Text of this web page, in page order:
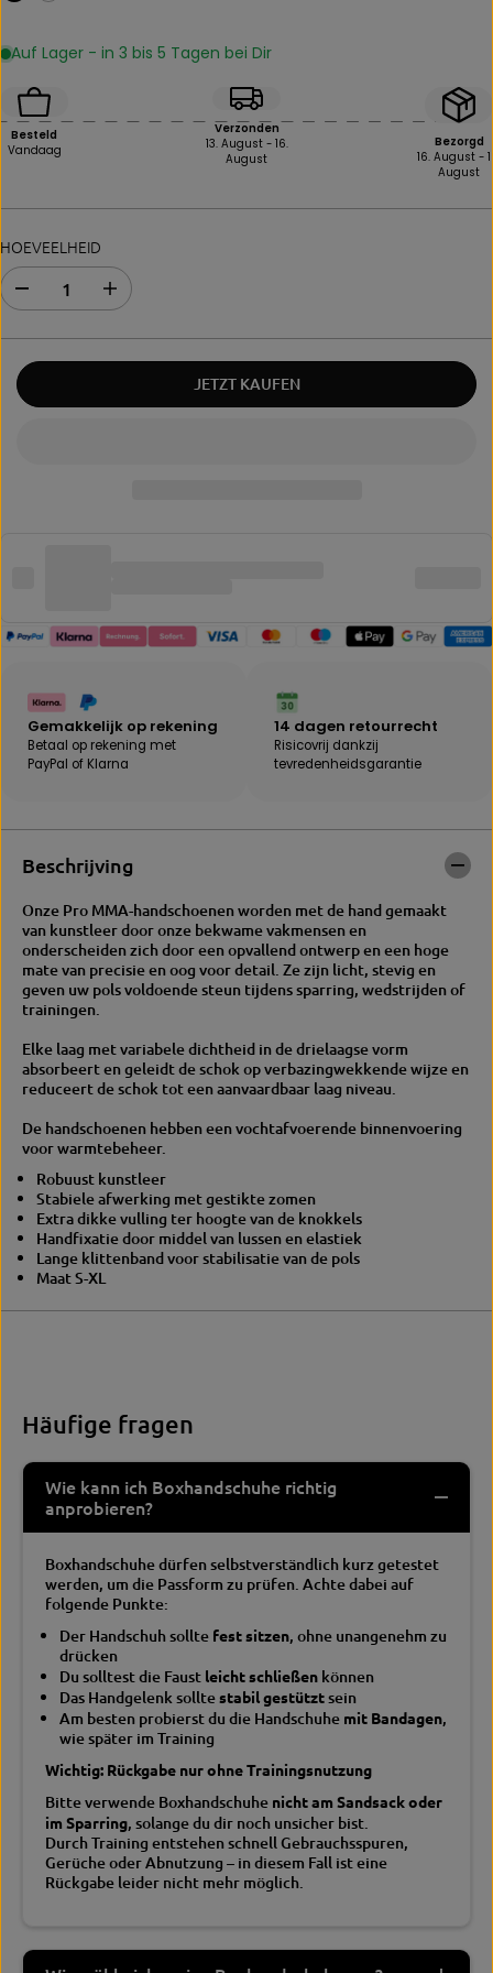
Auf Lager - in 3 bis 5 Tagen bei Dir
Besteld
Vandaag
Verzonden
13. August - 16.
August
Bezorgd
16. August -
August
HOEVEELHEID
A
f
n
m
e
l
d
o
o
E
A
|
V
O
R
T
E
M
M
A
H
a
d
s
c
h
o
e
n
V
e
r
e
i
o
r
B
A
|
O
R
T
E
X
A
-
H
n
d
c
h
o
e
n
n
JETZT KAUFEN
Gemakkelijk op rekening
Betaal op rekening met
PayPal of Klarna
14 dagen retourrecht
Risicovrij dankzij
tevredenheidsgarantie
Beschrijving
Onze Pro MMA-handschoenen worden met de hand gemaakt
van kunstleer door onze bekwame vakmensen en
onderscheiden zich door een opvallend ontwerp en een hoge
mate van precisie en oog voor detail. Ze zijn licht, stevig en
geven uw pols voldoende steun tijdens sparring, wedstrijden of
trainingen.
Elke laag met variabele dichtheid in de drielaagse vorm
absorbeert en geleidt de schok op verbazingwekkende wijze en
reduceert de schok tot een aanvaardbaar laag niveau.
De handschoenen hebben een vochtafvoerende binnenvoering
voor warmtebeheer.
Robuust kunstleer
Stabiele afwerking met gestikte zomen
Extra dikke vulling ter hoogte van de knokkels
Handfixatie door middel van lussen en elastiek
Lange klittenband voor stabilisatie van de pols
Maat S-XL
Häufige fragen
Wie kann ich Boxhandschuhe richtig
anprobieren?
Boxhandschuhe dürfen selbstverständlich kurz getestet
werden, um die Passform zu prüfen. Achte dabei auf
folgende Punkte:
Der Handschuh sollte fest sitzen, ohne unangenehm zu
drücken
Du solltest die Faust leicht schließen können
Das Handgelenk solltestabil gestütztsein
Am besten probierst du die Handschuhe mit Bandagen,
wie später im Training
Wichtig: Rückgabe nur ohne Trainingsnutzung
Bitte verwende Boxhandschuhe nicht am Sandsack oder
im Sparring, solange du dir noch unsicher bist.
Durch Training entstehen schnell Gebrauchsspuren,
Gerüche oder Abnutzung – in diesem Fall ist eine
Rückgabe leider nicht mehr möglich.